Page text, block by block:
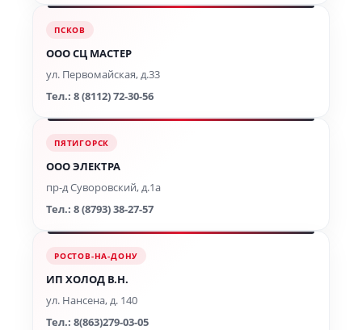
ПСКОВ
ООО СЦ МАСТЕР
ул. Первомайская, д.33
Тел.: 8 (8112) 72-30-56
ПЯТИГОРСК
ООО ЭЛЕКТРА
пр-д Суворовский, д.1а
Тел.: 8 (8793) 38-27-57
РОСТОВ-НА-ДОНУ
ИП ХОЛОД В.Н.
ул. Нансена, д. 140
Тел.: 8(863)279-03-05